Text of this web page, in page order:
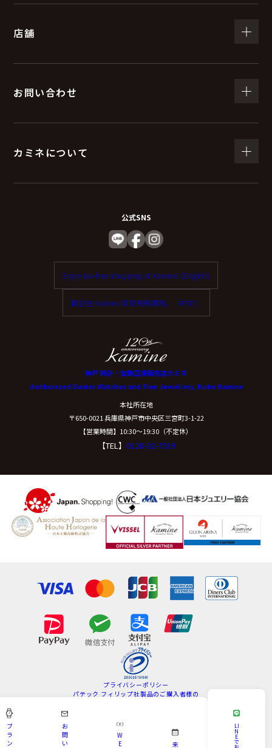
店舗
お問い合わせ
カミネについて
公式SNS
Enjoy tax-free shopping at Kamine. (English)
歡迎在 Kamine 享受免稅購物。（中文）
神戸 時計・宝飾正規販売店カミネ
Authorized Dealer Watches and Fine Jewellery, Kobe Kamine
本社所在地
〒650-0021 兵庫県神戸市中央区三宮町3-1-22
【営業時間】10:30〜19:30（不定休）
【TEL】 0120-02-7039
プライバシーポリシー
パテック フィリップ社製品のご購入者様の
サイトマップ
Copyright © KAMINE All Rights Reserved.
ブ
ラ
ン
お
問
い
W
E 来
LI
N
E
で